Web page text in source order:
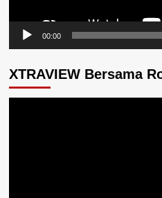
00:00
XTRAVIEW Bersama